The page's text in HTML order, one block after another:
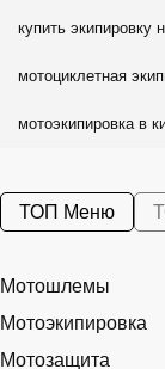
купить экипировку
мотоциклетная
мотоэкипировка в
ТОП Меню
Мотошлемы
Мотоэкипировка
Мотозащита